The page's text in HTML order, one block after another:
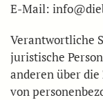
E-Mail:
Verantwortliche
juristische
anderen über
von